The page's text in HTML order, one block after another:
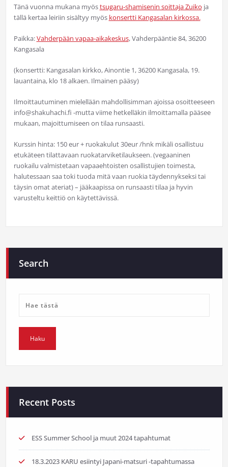
Tänä vuonna mukana myöstsugaru-shamisenin soittaja Zuiko ja
tällä kertaa leiriin sisältyy myös konsertti Kangasalan kirkossa.
Paikka:Vahderpään vapaa-aikakeskus, Vahderpääntie 84, 36200
Kangasala
(konsertti: Kangasalan kirkko, Ainontie 1, 36200 Kangasala, 19.
lauantaina, klo 18 alkaen. Ilmainen pääsy)
Ilmoittautuminen mielellään mahdollisimman ajoissa osoitteeseen
info@shakuhachi.fi -mutta viime hetkelläkin ilmoittamalla pääsee
mukaan, majoittumiseen on tilaa runsaasti.
Kurssin hinta: 150 eur + ruokakulut 30eur /hnk mikäli osallistuu
etukäteen tilattavaan ruokatarviketilaukseen. (vegaaninen
ruokailu valmistetaan vapaaehtoisten osallistujien toimesta,
halutessaan saa toki tuoda mitä vaan ruokia täydennykseksi tai
täysin omat ateriat) – jääkaapissa on runsaasti tilaa ja hyvin
varusteltu keittiö on käytettävissä.
Search
Recent Posts
ESS Summer School ja muut 2024 tapahtumat
18.3.2023 KARU esiintyi Japani-matsuri -tapahtumassa